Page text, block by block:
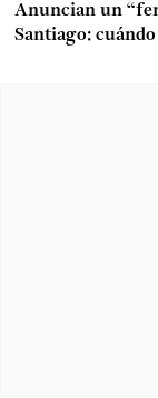
Anuncian un
Santiago: